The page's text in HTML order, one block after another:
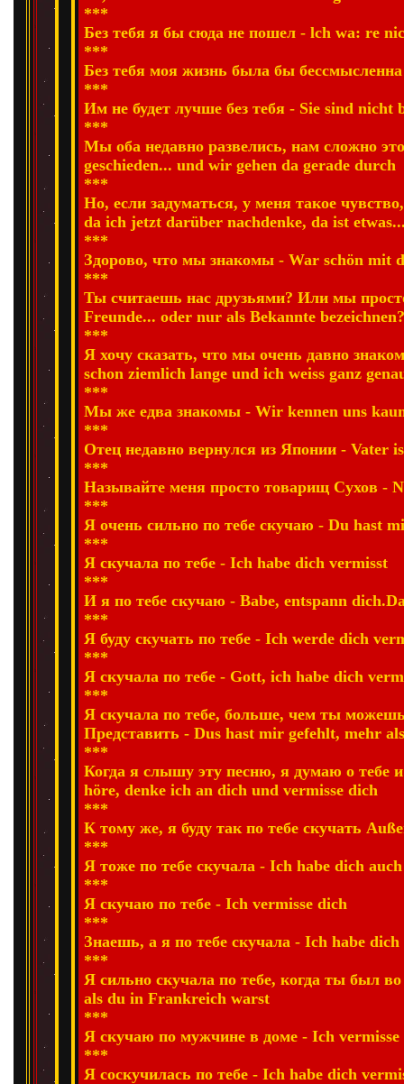
***
Без тебя я бы сюда не пошел - lch wa: re
***
Без тебя моя жизнь была бы
***
Им не будет лучше без тебя - Sie sind nicht
***
Мы оба недавно развелись, нам сложно
geschieden... und wir gehen da gerade durch
***
Но, если задуматься, у меня такое
da ich jetzt darüber nachdenke, da ist
***
Здорово, что мы знакомы - War schön mit
***
Ты считаешь нас друзьями? Или мы
Freunde... oder nur als Bekannte bezeichnen?
***
Я хочу сказать, что мы очень давно
schon ziemlich lange und ich weiss ganz
***
Мы же едва знакомы - Wir kennen uns
***
Отец недавно вернулся из Японии - Vater
***
Называйте меня просто товарищ Сухов -
***
Я очень сильно по тебе скучаю - Du hast
***
Я скучала по тебе - Ich habe dich vermisst
***
И я по тебе скучаю - Babe, entspann
***
Я буду скучать по тебе - Ich werde dich
***
Я скучала по тебе - Gott, ich habe dich
***
Я скучала по тебе, больше, чем ты
Представить - Dus hast mir gefehlt, mehr
***
Когда я слышу эту песню, я думаю о тебе
höre, denke ich an dich und vermisse dich
***
К тому же, я буду так по тебе скучать
***
Я тоже по тебе скучала - Ich habe dich
***
Я скучаю по тебе - Ich vermisse dich
***
Знаешь, а я по тебе скучала - Ich habe
***
Я сильно скучала по тебе, когда ты был
als du in Frankreich warst
***
Я скучаю по мужчине в доме - Ich
***
Я соскучилась по тебе - Ich habe dich